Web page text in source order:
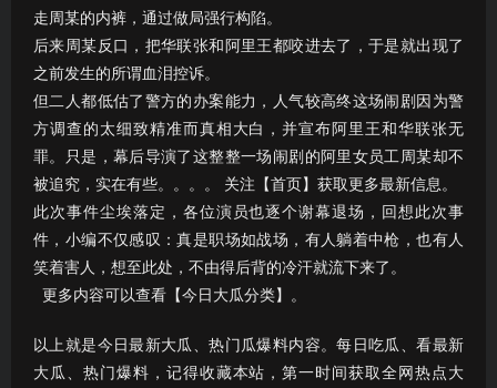
走周某的内裤，通过做局强行构陷。
后来周某反口，把华联张和阿里王都咬进去了，于是就出现了
之前发生的所谓血泪控诉。
但二人都低估了警方的办案能力，人气较高终这场闹剧因为警
方调查的太细致精准而真相大白，并宣布阿里王和华联张无
罪。只是，幕后导演了这整整一场闹剧的阿里女员工周某却不
被追究，实在有些。。。。 关注【首页】获取更多最新信息。
此次事件尘埃落定，各位演员也逐个谢幕退场，回想此次事
件，小编不仅感叹：真是职场如战场，有人躺着中枪，也有人
笑着害人，想至此处，不由得后背的冷汗就流下来了。
更多内容可以查看【今日大瓜分类】。
以上就是今日最新大瓜、热门瓜爆料内容。每日吃瓜、看最新
大瓜、热门爆料，记得收藏本站，第一时间获取全网热点大